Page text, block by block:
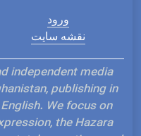
ورود
نقشه سایت
independent media
publishing in
We focus on
the Hazara